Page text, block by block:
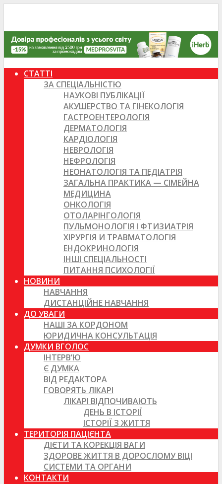
СТАТТІ
ЗА СПЕЦІАЛЬНІСТЮ
НАУКОВІ ПУБЛІКАЦІЇ
АКУШЕРСТВО ТА ГІНЕКОЛОГІЯ
ГАСТРОЕНТЕРОЛОГІЯ
ДЕРМАТОЛОГІЯ
КАРДІОЛОГІЯ
НЕВРОЛОГІЯ
НЕФРОЛОГІЯ
НЕОНАТОЛОГІЯ ТА ПЕДІАТРІЯ
ЗАГАЛЬНА ПРАКТИКА — СІМЕЙНА
МЕДИЦИНА
ОНКОЛОГІЯ
ОТОЛАРІНГОЛОГІЯ
ПУЛЬМОНОЛОГІЯ І ФТИЗИАТРІЯ
ХІРУРГІЯ И ТРАВМАТОЛОГІЯ
ЕНДОКРИНОЛОГІЯ
ІНШІ СПЕЦІАЛЬНОСТІ
ПИТАННЯ ПСИХОЛОГІЇ
НОВИНИ
НАВЧАННЯ
ДИСТАНЦІЙНЕ НАВЧАННЯ
ДО УВАГИ
НАШІ ЗА КОРДОНОМ
ЮРИДИЧНА КОНСУЛЬТАЦІЯ
ДУМКИ ВГОЛОС
ІНТЕРВ’Ю
Є ДУМКА
ВІД РЕДАКТОРА
ГОВОРЯТЬ ЛІКАРІ
ЛІКАРІ ВІДПОЧИВАЮТЬ
ДЕНЬ В ІСТОРІЇ
ІСТОРІЇ З ЖИТТЯ
ТЕРИТОРІЯ ПАЦІЄНТА
ДІЄТИ ТА КОРЕКЦІЯ ВАГИ
ЗДОРОВЕ ЖИТТЯ В ДОРОСЛОМУ ВІЦІ
СИСТЕМИ ТА ОРГАНИ
КОНТАКТИ